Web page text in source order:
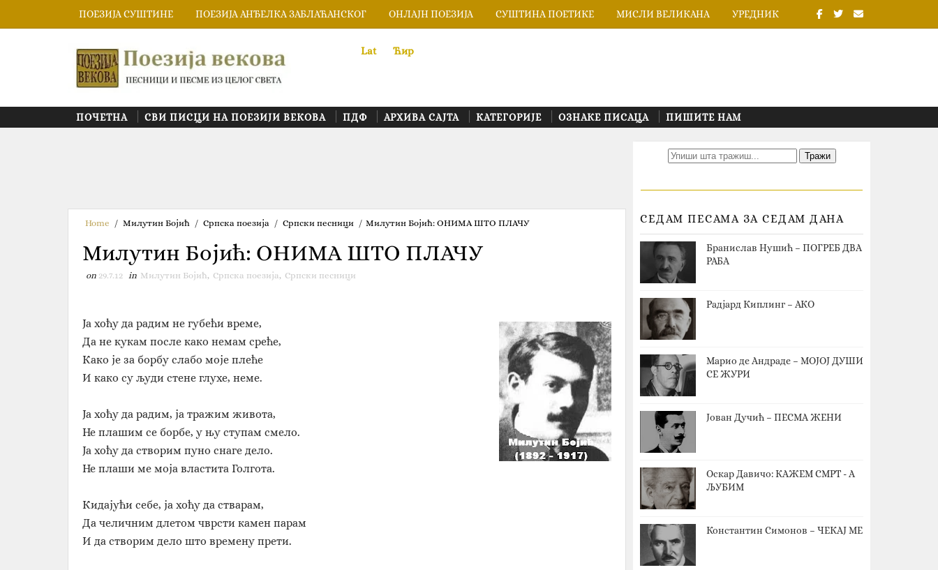
ПОЕЗИЈА СУШТИНЕ ПОЕЗИЈА АНЂЕЛКА ЗАБЛАЋАНСКОГ ОНЛАЈН ПОЕЗИЈА СУШТИНА ПОЕТИКЕ МИСЛИ ВЕЛИКАНА УРЕДНИК
Lat Ћир
ПОЧЕТНА СВИ ПИСЦИ НА ПОЕЗИЈИ ВЕКОВА ПДФ АРХИВА САЈТА КАТЕГОРИЈЕ ОЗНАКЕ ПИСАЦА ПИШИТЕ НАМ
Home / Милутин Бојић / Српска поезија / Српски песници / Милутин Бојић‎: ‎ОНИМА ШТО ПЛАЧУ
Милутин Бојић‎: ‎ОНИМА ШТО ПЛАЧУ
on 29.7.12 in Милутин Бојић, Српска поезија, Српски песници
Ја хоћу да радим не губећи време,
Да не кукам после како немам среће,
Како је за борбу слабо моје плеће
И како су људи стене глухе, неме.
Ја хоћу да радим, ја тражим живота,
Не плашим се борбе, у њу ступам смело.
Ја хоћу да створим пуно снаге дело.
Не плаши ме моја властита Голгота.
Кидајући себе, ја хоћу да стварам,
Да челичним длетом чврсти камен парам
И да створим дело што времену прети.
СЕДАМ ПЕСАМА ЗА СЕДАМ ДАНА
Бранислав Нушић – ПОГРЕБ ДВА
РАБА
Радјард Киплинг – АКО
Марио де Андраде – МОЈОЈ ДУШИ
СЕ ЖУРИ
Јован Дучић – ПЕСМА ЖЕНИ
Оскар Давичо‎: КАЖЕМ СМРТ - А
ЉУБИМ
Константин Симонов – ЧЕКАЈ МЕ